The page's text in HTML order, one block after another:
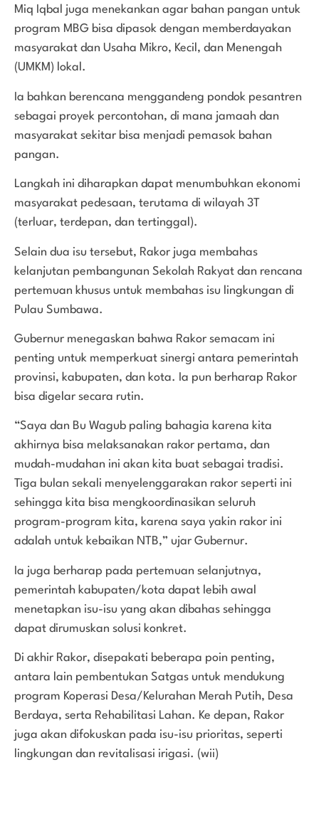
Miq Iqbal juga menekankan agar bahan pangan untuk
program MBG bisa dipasok dengan memberdayakan
masyarakat dan Usaha Mikro, Kecil, dan Menengah
(UMKM) lokal.
Ia bahkan berencana menggandeng pondok pesantren
sebagai proyek percontohan, di mana jamaah dan
masyarakat sekitar bisa menjadi pemasok bahan
pangan.
Langkah ini diharapkan dapat menumbuhkan ekonomi
masyarakat pedesaan, terutama di wilayah 3T
(terluar, terdepan, dan tertinggal).
Selain dua isu tersebut, Rakor juga membahas
kelanjutan pembangunan Sekolah Rakyat dan rencana
pertemuan khusus untuk membahas isu lingkungan di
Pulau Sumbawa.
Gubernur menegaskan bahwa Rakor semacam ini
penting untuk memperkuat sinergi antara pemerintah
provinsi, kabupaten, dan kota. Ia pun berharap Rakor
bisa digelar secara rutin.
“Saya dan Bu Wagub paling bahagia karena kita
akhirnya bisa melaksanakan rakor pertama, dan
mudah-mudahan ini akan kita buat sebagai tradisi.
Tiga bulan sekali menyelenggarakan rakor seperti ini
sehingga kita bisa mengkoordinasikan seluruh
program-program kita, karena saya yakin rakor ini
adalah untuk kebaikan NTB,” ujar Gubernur.
Ia juga berharap pada pertemuan selanjutnya,
pemerintah kabupaten/kota dapat lebih awal
menetapkan isu-isu yang akan dibahas sehingga
dapat dirumuskan solusi konkret.
Di akhir Rakor, disepakati beberapa poin penting,
antara lain pembentukan Satgas untuk mendukung
program Koperasi Desa/Kelurahan Merah Putih, Desa
Berdaya, serta Rehabilitasi Lahan. Ke depan, Rakor
juga akan difokuskan pada isu-isu prioritas, seperti
lingkungan dan revitalisasi irigasi. (wii)